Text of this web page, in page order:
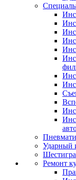
Ударный
Ремонт